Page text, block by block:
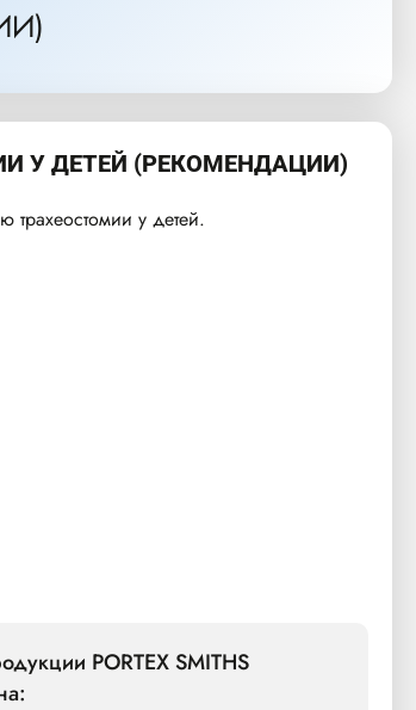
У ДЕТЕЙ (РЕКОМЕНДАЦИИ)
трахеостомии у детей.
PORTEX SMITHS